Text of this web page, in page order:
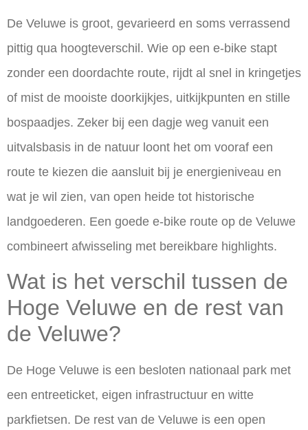
De Veluwe is groot, gevarieerd en soms verrassend
pittig qua hoogteverschil. Wie op een e-bike stapt
zonder een doordachte route, rijdt al snel in kringetjes
of mist de mooiste doorkijkjes, uitkijkpunten en stille
bospaadjes. Zeker bij een dagje weg vanuit een
uitvalsbasis in de natuur loont het om vooraf een
route te kiezen die aansluit bij je energieniveau en
wat je wil zien, van open heide tot historische
landgoederen. Een goede e-bike route op de Veluwe
combineert afwisseling met bereikbare highlights.
Wat is het verschil tussen de
Hoge Veluwe en de rest van
de Veluwe?
De Hoge Veluwe is een besloten nationaal park met
een entreeticket, eigen infrastructuur en witte
parkfietsen. De rest van de Veluwe is een open